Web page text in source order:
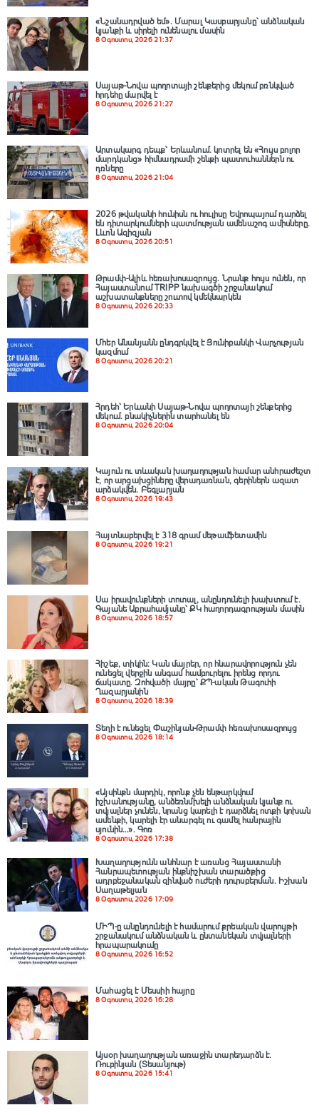
«Նշանադրված եմ». Մարալ Կասբարյանը՝ անձնական
կյանքի և սիրելի ունենալու մասին
8 Օգոստոս, 2026 21:37
Սայաթ-Նովա պողոտայի շենքերից մեկում բռնկված
հրդեհը մարվել է
8 Օգոստոս, 2026 21:27
Արտակարգ դեպք՝ Երևանում․ կոտրել են «Հույս բոլոր
մարդկանց» հիմնադրամի շենքի պատուհաններն ու
դռները
8 Օգոստոս, 2026 21:04
2026 թվականի հունիսն ու հուլիսը Եվրոպայում դարձել
են դիտարկումների պատմության ամենաշոգ ամիսները․
Լևոն Ազիզյան
8 Օգոստոս, 2026 20:51
Թրամփ-Ալիև հեռախոսազրույց. Նրանք հույս ունեն, որ
Հայաստանում TRIPP նախագծի շրջանակում
աշխատանքները շուտով կմեկնարկեն
8 Օգոստոս, 2026 20:33
Մհեր Անանյանն ընդգրկվել է Յունիբանկի Վարչության
կազմում
8 Օգոստոս, 2026 20:21
Հրդեհ՝ Երևանի Սայաթ-Նովա պողոտայի շենքերից
մեկում․ բնակիչներին տարհանել են
8 Օգոստոս, 2026 20:04
Կայուն ու տևական խաղաղության համար անհրաժեշտ
է, որ արցախցիները վերադառնան, գերիներն ազատ
արձակվեն․ Բեգլարյան
8 Օգոստոս, 2026 19:43
Հայտնաբերվել է 318 գրամ մեթամֆետամին
8 Օգոստոս, 2026 19:21
Սա իրավունքների տոտալ, անընդունելի խախտում է.
Գայանե Աբրահամյանը՝ ՔԿ հաղորդագրության մասին
8 Օգոստոս, 2026 18:57
Հիշեք, տիկին։ Կան մայրեր, որ հնարավորություն չեն
ունեցել վերջին անգամ համբուրելու իրենց որդու
ճակատը. Զոհվածի մայրը՝ ՔՊ-ական Թագուհի
Ղազարյանին
8 Օգոստոս, 2026 18:39
Տեղի է ունեցել Փաշինյան-Թրամփ հեռախոսազրույց
8 Օգոստոս, 2026 18:14
«Այսինքն մարդիկ, որոնք չեն ենթարկվում
իշխանությանը, անձեռնմխելի անձնական կյանք ու
տվյալներ չունեն, նրանց կարելի է դարձնել ոտքի կոխան
ամենքի, կարելի էր անարգել ու գամել հանրային
սյունին…». Գոռ
8 Օգոստոս, 2026 17:38
Խաղաղությունն անհնար է առանց Հայաստանի
Հանրապետության ինքնիշխան տարածքից
ադրբեջանական զինված ուժերի դուրսբերման․ Իշխան
Սաղաթելյան
8 Օգոստոս, 2026 17:09
ՄԻՊ-ը անընդունելի է համարում քրեական վարույթի
շրջանակում անձնական և ընտանեկան տվյալների
հրապարակումը
8 Օգոստոս, 2026 16:52
Մահացել է Մեսսիի հայրը
8 Օգոստոս, 2026 16:28
Այսօր խաղաղության առաջին տարեդարձն է.
Ռուբինյան (Տեսանյութ)
8 Օգոստոս, 2026 15:41